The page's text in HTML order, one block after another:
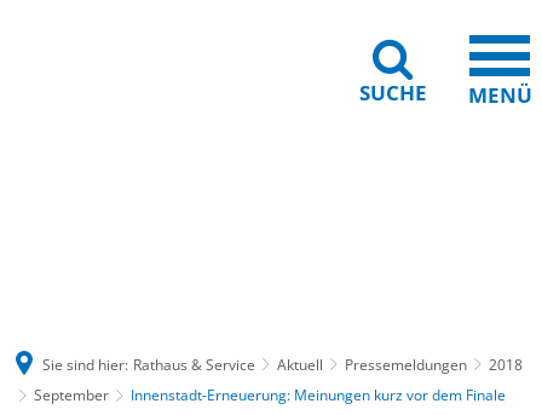
SUCHE MENÜ
Sie sind hier: Rathaus & Service Aktuell Pressemeldungen
2018
September
Innenstadt-Erneuerung: Meinungen kurz vor dem Finale